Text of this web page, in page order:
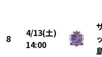
8
4/13(土)
14:00